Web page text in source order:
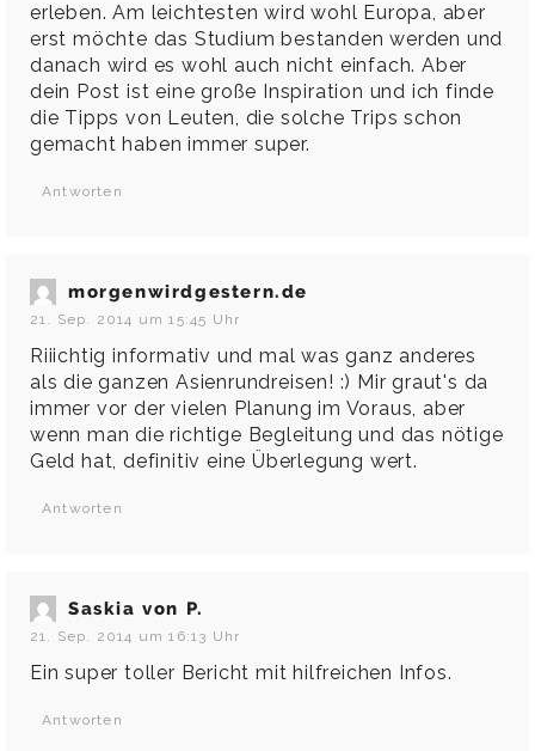
erleben. Am leichtesten wird wohl Europa, aber
erst möchte das Studium bestanden werden und
danach wird es wohl auch nicht einfach. Aber
dein Post ist eine große Inspiration und ich finde
die Tipps von Leuten, die solche Trips schon
gemacht haben immer super.
Antworten
morgenwirdgestern.de
21. Sep. 2014 um 15:45 Uhr
Riiichtig informativ und mal was ganz anderes
als die ganzen Asienrundreisen! :) Mir graut's da
immer vor der vielen Planung im Voraus, aber
wenn man die richtige Begleitung und das nötige
Geld hat, definitiv eine Überlegung wert.
Antworten
Saskia von P.
21. Sep. 2014 um 16:13 Uhr
Ein super toller Bericht mit hilfreichen Infos.
Antworten